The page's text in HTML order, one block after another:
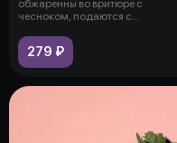
обжаренны во вритюре с
чесноком, подаются с
279 ₽